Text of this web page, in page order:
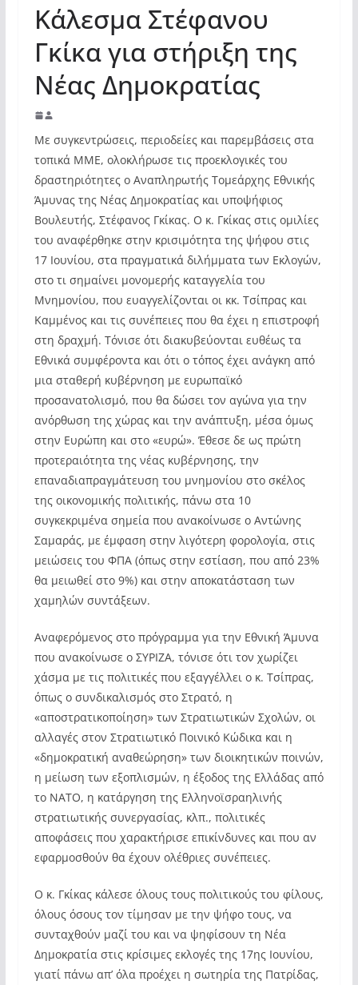
Κάλεσμα Στέφανου
Γκίκα για στήριξη της
Νέας Δημοκρατίας
Με συγκεντρώσεις, περιοδείες και παρεμβάσεις στα
τοπικά ΜΜΕ, ολοκλήρωσε τις προεκλογικές του
δραστηριότητες ο Αναπληρωτής Τομεάρχης Εθνικής
Άμυνας της Νέας Δημοκρατίας και υποψήφιος
Βουλευτής, Στέφανος Γκίκας. Ο κ. Γκίκας στις ομιλίες
του αναφέρθηκε στην κρισιμότητα της ψήφου στις
17 Ιουνίου, στα πραγματικά διλήμματα των Εκλογών,
στο τι σημαίνει μονομερής καταγγελία του
Μνημονίου, που ευαγγελίζονται οι κκ. Τσίπρας και
Καμμένος και τις συνέπειες που θα έχει η επιστροφή
στη δραχμή. Τόνισε ότι διακυβεύονται ευθέως τα
Εθνικά συμφέροντα και ότι ο τόπος έχει ανάγκη από
μια σταθερή κυβέρνηση με ευρωπαϊκό
προσανατολισμό, που θα δώσει τον αγώνα για την
ανόρθωση της χώρας και την ανάπτυξη, μέσα όμως
στην Ευρώπη και στο «ευρώ». Έθεσε δε ως πρώτη
προτεραιότητα της νέας κυβέρνησης, την
επαναδιαπραγμάτευση του μνημονίου στο σκέλος
της οικονομικής πολιτικής, πάνω στα 10
συγκεκριμένα σημεία που ανακοίνωσε ο Αντώνης
Σαμαράς, με έμφαση στην λιγότερη φορολογία, στις
μειώσεις του ΦΠΑ (όπως στην εστίαση, που από 23%
θα μειωθεί στο 9%) και στην αποκατάσταση των
χαμηλών συντάξεων.
Αναφερόμενος στο πρόγραμμα για την Εθνική Άμυνα
που ανακοίνωσε ο ΣΥΡΙΖΑ, τόνισε ότι τον χωρίζει
χάσμα με τις πολιτικές που εξαγγέλλει ο κ. Τσίπρας,
όπως ο συνδικαλισμός στο Στρατό, η
«αποστρατικοποίηση» των Στρατιωτικών Σχολών, οι
αλλαγές στον Στρατιωτικό Ποινικό Κώδικα και η
«δημοκρατική αναθεώρηση» των διοικητικών ποινών,
η μείωση των εξοπλισμών, η έξοδος της Ελλάδας από
το ΝΑΤΟ, η κατάργηση της Ελληνοϊσραηλινής
στρατιωτικής συνεργασίας, κλπ., πολιτικές
αποφάσεις που χαρακτήρισε επικίνδυνες και που αν
εφαρμοσθούν θα έχουν ολέθριες συνέπειες.
Ο κ. Γκίκας κάλεσε όλους τους πολιτικούς του φίλους,
όλους όσους τον τίμησαν με την ψήφο τους, να
συνταχθούν μαζί του και να ψηφίσουν τη Νέα
Δημοκρατία στις κρίσιμες εκλογές της 17ης Ιουνίου,
γιατί πάνω απ’ όλα προέχει η σωτηρία της Πατρίδας,